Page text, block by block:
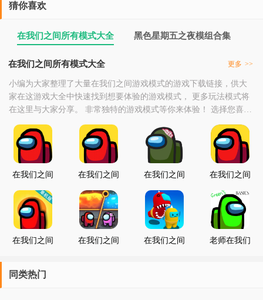
猜你喜欢
在我们之间所有模式大全 黑色星期五之夜模组合集
在我们之间所有模式大全 更多 >>
小编为大家整理了大量在我们之间游戏模式的游戏下载链接，供大
家在这游戏大全中快速找到想要体验的游戏模式， 更多玩法模式将
在这里与大家分享。 非常独特的游戏模式等你来体验！ 选择您喜欢
的游戏点击下载并尝试吧！
在我们之间
在我们之间
在我们之间
在我们之间
在我们之间
在我们之间
在我们之间
老师在我们
同类热门